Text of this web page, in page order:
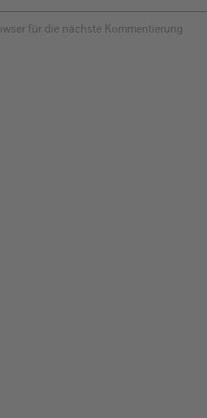
für die nächste Kommentierung